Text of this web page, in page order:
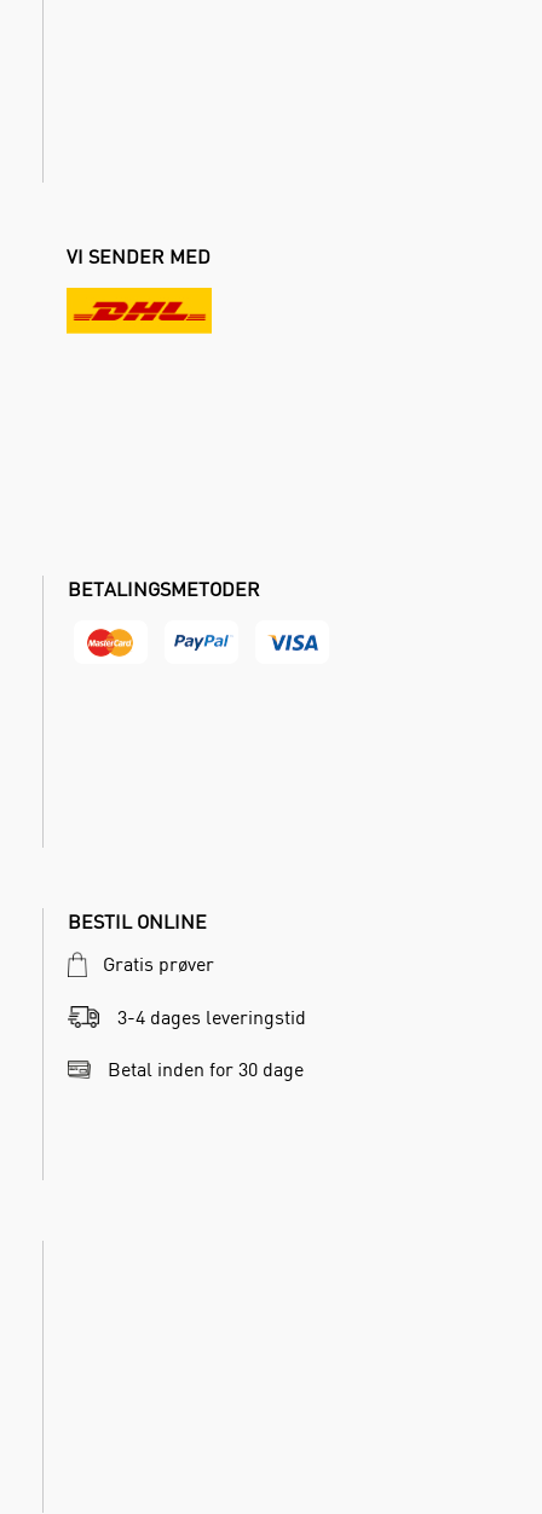
VI SENDER MED
BETALINGSMETODER
BESTIL ONLINE
Gratis prøver
3-4 dages leveringstid
Betal inden for 30 dage